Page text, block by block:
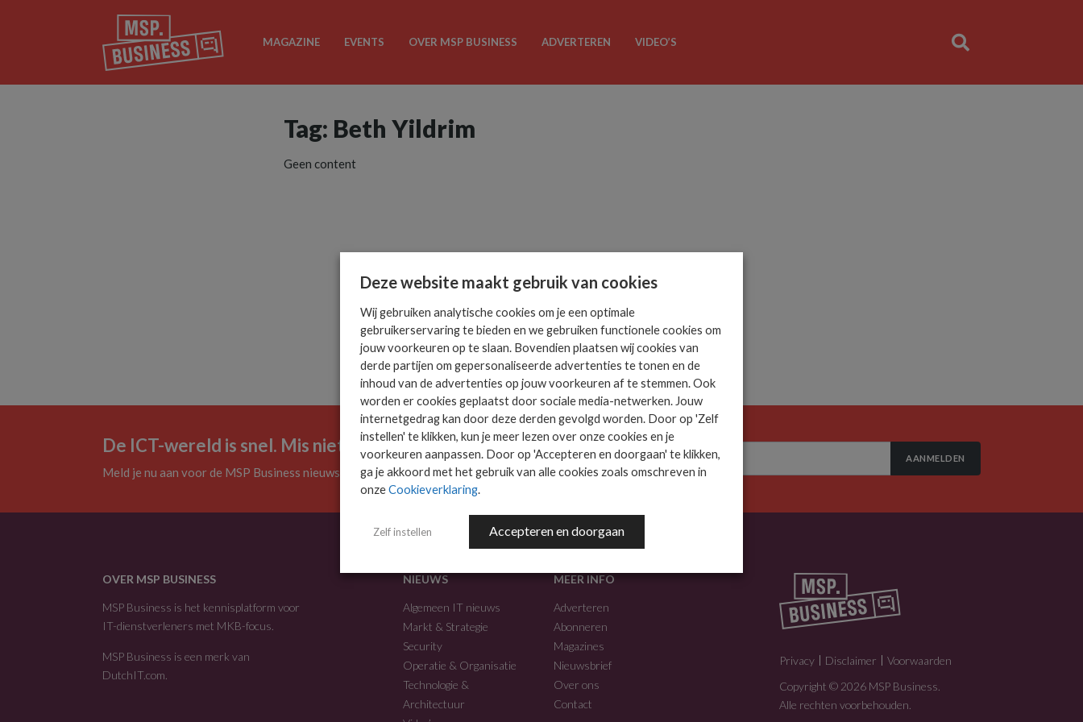
MAGAZINE EVENTS OVER MSP BUSINESS ADVERTEREN VIDEO’S
Tag: Beth Yildrim
Geen content
De ICT-wereld is snel. Mis niets.
Meld je nu aan voor de MSP Business nieuwsbrief.
AANMELDEN
OVER MSP BUSINESS
MSP Business is het kennisplatform voor
IT-dienstverleners met MKB-focus.
MSP Business is een merk van
DutchIT.com
NIEUWS
Algemeen IT nieuws
Markt & Strategie
Security
Operatie & Organisatie
Technologie &
Architectuur
MEER INFO
Adverteren
Abonneren
Magazines
Nieuwsbrief
Over ons
Contact
Privacy Disclaimer
Voorwaarden
Copyright © 2026 MSP Business.
Alle rechten voorbehouden.
Deze website maakt gebruik van cookies
Wij gebruiken analytische cookies om je een optimale
gebruikerservaring te bieden en we gebruiken functionele cookies om
jouw voorkeuren op te slaan. Bovendien plaatsen wij cookies van
derde partijen om gepersonaliseerde advertenties te tonen en de
inhoud van de advertenties op jouw voorkeuren af te stemmen. Ook
worden er cookies geplaatst door sociale media-netwerken. Jouw
internetgedrag kan door deze derden gevolgd worden. Door op 'Zelf
instellen' te klikken, kun je meer lezen over onze cookies en je
voorkeuren aanpassen. Door op 'Accepteren en doorgaan' te klikken,
ga je akkoord met het gebruik van alle cookies zoals omschreven in
onzeCookieverklaring.
Zelf instellen Accepteren en doorgaan